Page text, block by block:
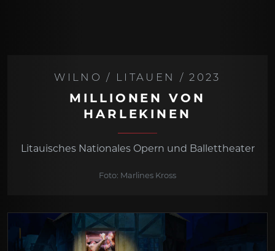
WILNO / LITAUEN / 2023
MILLIONEN VON
HARLEKINEN
Litauisches Nationales Opern und Ballettheater
Foto: Marlines Kross